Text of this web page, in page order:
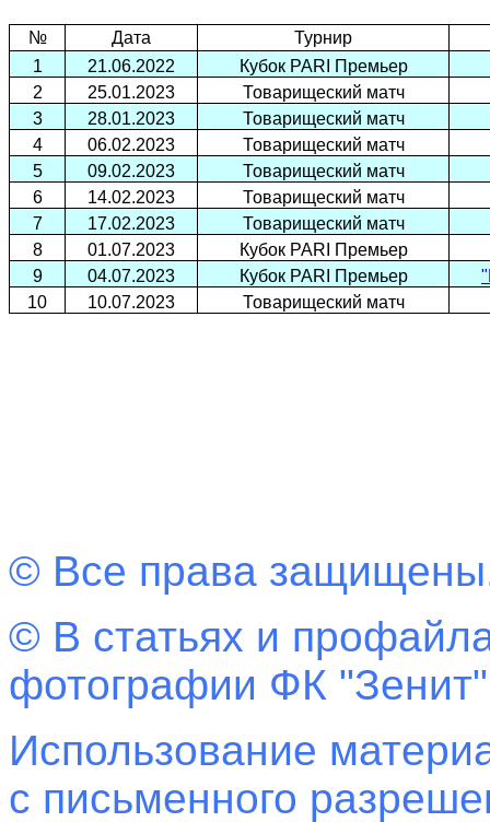
№ Дата
Турнир
1
21.06.2022
Кубок PARI Премьер
2
25.01.2023
Товарищеский матч
3
28.01.2023
Товарищеский матч
4
06.02.2023
Товарищеский матч
5
09.02.2023
Товарищеский матч
6
14.02.2023
Товарищеский матч
7
17.02.2023
Товарищеский матч
8
01.07.2023
Кубок PARI Премьер
9
04.07.2023 Кубок PARI Премьер
10
10.07.2023 Товарищеский матч
© Все права
© В статьях и
фотографии ФК
Использование
с письменного